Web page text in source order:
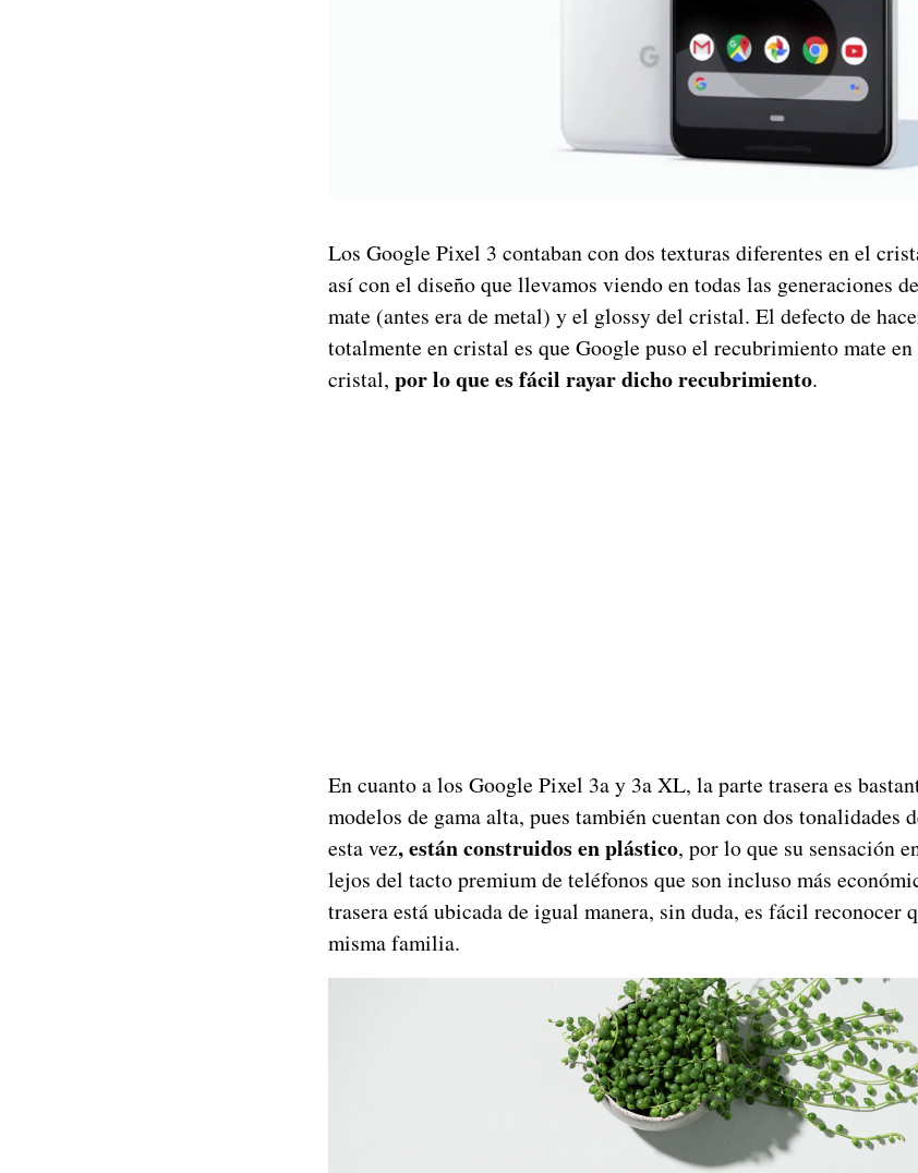
Los Google Pixel 3 contaban con dos texturas diferentes en el
así con el diseño que llevamos viendo en todas las generaciones
mate (antes era de metal) y el glossy del cristal. El defecto de
totalmente en cristal es que Google puso el recubrimiento mate
cristal, por lo que es fácil rayar dicho recubrimiento.
En cuanto a los Google Pixel 3a y 3a XL, la parte trasera es
modelos de gama alta, pues también cuentan con dos tonalidades
esta vez, están construidos en plástico, por lo que su sensación
lejos del tacto premium de teléfonos que son incluso más
trasera está ubicada de igual manera, sin duda, es fácil reconocer
misma familia.